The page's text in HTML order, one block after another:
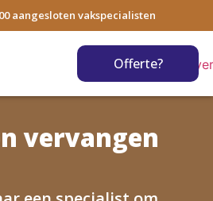
aangesloten vakspecialisten
Offerte?
vervangen